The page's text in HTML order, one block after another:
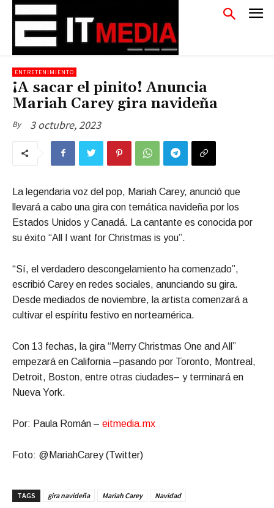
ENTRETENIMIENTO
¡A sacar el pinito! Anuncia
Mariah Carey gira navideña
By 3 octubre, 2023
La legendaria voz del pop, Mariah Carey, anunció que
llevará a cabo una gira con temática navideña por los
Estados Unidos y Canadá. La cantante es conocida por
su éxito “All I want for Christmas is you”.
“Sí, el verdadero descongelamiento ha comenzado”,
escribió Carey en redes sociales, anunciando su gira.
Desde mediados de noviembre, la artista comenzará a
cultivar el espíritu festivo en norteamérica.
Con 13 fechas, la gira “Merry Christmas One and All”
empezará en California –pasando por Toronto, Montreal,
Detroit, Boston, entre otras ciudades– y terminará en
Nueva York.
Por: Paula Román – eitmedia.mx
Foto: @MariahCarey (Twitter)
TAGS gira navideña Mariah Carey Navidad